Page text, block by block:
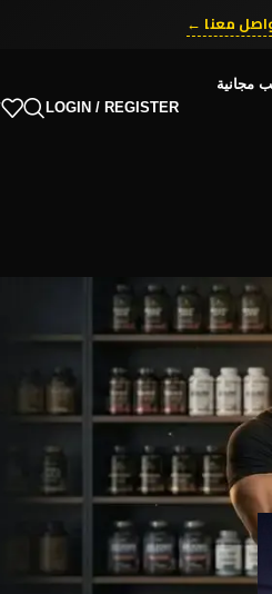
مجانية
LOGIN / REGISTER
RECENT COMMENTS
الآن ←